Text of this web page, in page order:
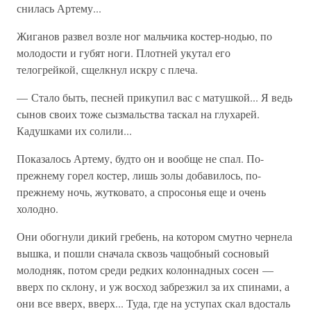
снилась Артему...
Жиганов развел возле ног мальчика костер-нодью, по
молодости и губят ноги. Плотней укутал его
телогрейкой, сщелкнул искру с плеча.
— Стало быть, песней прикупил вас с матушкой... Я ведь
сынов своих тоже сызмальства таскал на глухарей.
Кадушками их солили...
Показалось Артему, будто он и вообще не спал. По-
прежнему горел костер, лишь золы добавилось, по-
прежнему ночь, жутковато, а спросонья еще и очень
холодно.
Они обогнули дикий гребень, на котором смутно чернела
вышка, и пошли сначала сквозь чащобный сосновый
молодняк, потом среди редких колоннадных сосен —
вверх по склону, и уж восход забрезжил за их спинами, а
они все вверх, вверх... Туда, где на уступах скал вдосталь